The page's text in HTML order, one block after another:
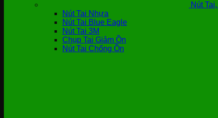
Nút
Nút Tai Nhựa
Nút Tai Blue Eagle
Nút Tai 3M
Chụp Tai Giảm Ồn
Nút Tai Chống Ồn